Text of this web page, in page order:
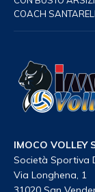
COACH
IMOCO VOLLEY
Società Sportiva
Via Longhena, 1